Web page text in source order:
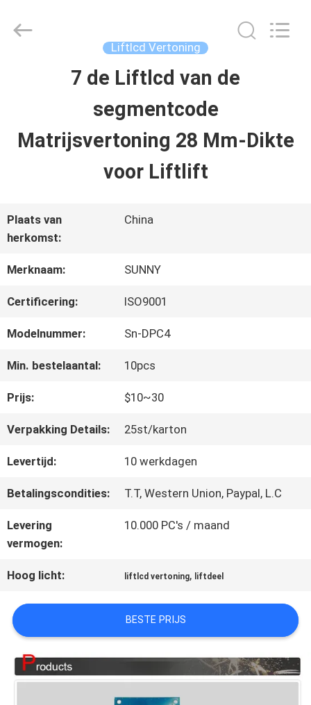
PRODUCTEN
ONGEVEER
ONS
KWALITEITSCONTROLE
CONTACTEER
ONS
NIEUWS
GEVALLEN
SITEMAP
PRIVACY
SUNNY
ELEVATOR
Liftlcd Vertoning
7 de Liftlcd van de
segmentcode
Matrijsvertoning 28 Mm-Dikte
voor Liftlift
Plaats van
herkomst:
China
Merknaam: SUNNY
Certificering: ISO9001
Modelnummer: Sn-DPC4
Min. bestelaantal: 10pcs
Prijs: $10~30
Verpakking Details: 25st/karton
Levertijd: 10 werkdagen
Betalingscondities: T.T, Western Union, Paypal, L.C
Levering
vermogen:
10.000 PC's / maand
Hoog licht: liftlcd vertoning, liftdeel
BESTE PRIJS